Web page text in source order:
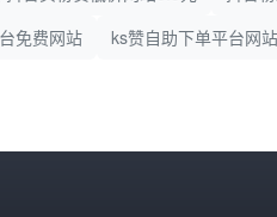
免费网站 ks赞自助下单平台网